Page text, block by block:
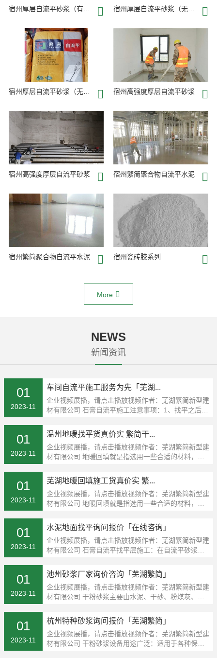
宿州厚层自流平砂浆（有砂型） 宿州厚层自流平砂浆（无砂型）
宿州厚层自流平砂浆（无砂型） 宿州高强度厚层自流平砂浆
宿州高强度厚层自流平砂浆 宿州繁简聚合物自流平水泥
宿州繁简聚合物自流平水泥 宿州瓷砖胶系列
More
NEWS
新闻资讯
01
2023-11
车间自流平施工服务为先「芜湖...
企业视频展播，请点击播放视频作者：芜湖繁简新型建
材有限公司 石膏自流平施工注意事项：1、找平之后未
01
2023-11
温州地暖找平货真价实 繁简干...
企业视频展播，请点击播放视频作者：芜湖繁简新型建
材有限公司 地暖回填就是指选用一些合适的材料，在
01
2023-11
芜湖地暖回填施工货真价实 繁...
企业视频展播，请点击播放视频作者：芜湖繁简新型建
材有限公司 地暖回填就是指选用一些合适的材料，在
01
2023-11
水泥地面找平询问报价「在线咨询」
企业视频展播，请点击播放视频作者：芜湖繁简新型建
材有限公司 石膏自流平找平层施工：在自流平砂浆施
01
2023-11
池州砂浆厂家询价咨询「芜湖繁简」
企业视频展播，请点击播放视频作者：芜湖繁简新型建
材有限公司 干粉砂浆主要由水泥、干砂、粉煤灰、稠
01
2023-11
杭州特种砂浆询问报价「芜湖繁简」
企业视频展播，请点击播放视频作者：芜湖繁简新型建
材有限公司 干粉砂浆设备用途广泛：适用于各种保温